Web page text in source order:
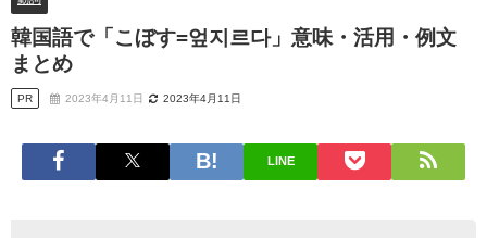
韓国語で「こぼす=엎지르다」意味・活用・例文
まとめ
PR 2023年4月11日 2023年4月11日
LINE